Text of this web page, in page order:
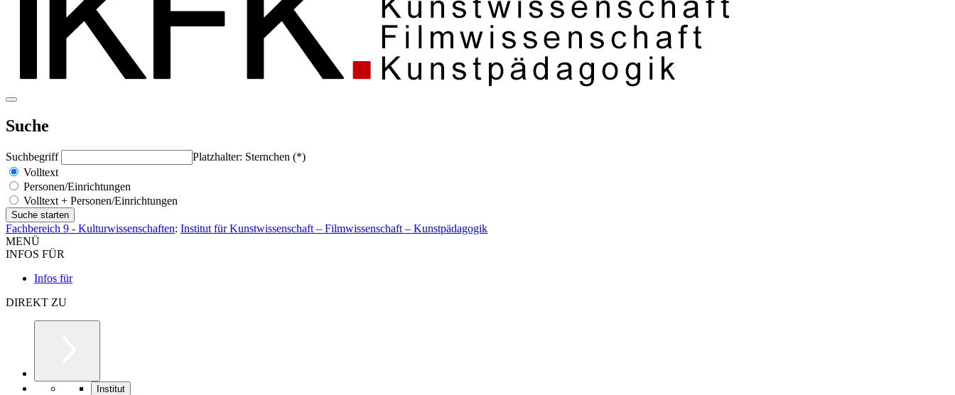
Suche
Suchbegriff
Platzhalter: Sternchen (*)
Volltext
Personen/Einrichtungen
Volltext + Personen/Einrichtungen
Fachbereich 9 - Kulturwissenschaften: Institut für Kunstwissenschaft – Filmwissenschaft – Kunstpädagogik
MENÜ
INFOS FÜR
Infos für
DIREKT ZU
Institut